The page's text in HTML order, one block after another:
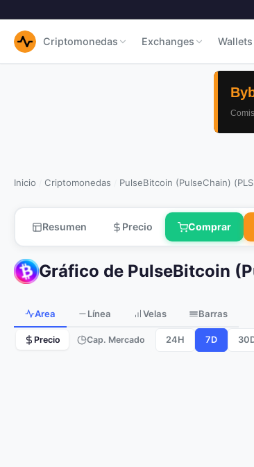
Criptomonedas Exchanges Wallets
Inicio Criptomonedas PulseBitcoin (PulseChain)
Resumen Precio Comprar
Gráfico de PulseBitcoin
Area Línea Velas Barras
Precio Cap. Mercado 24H 7D